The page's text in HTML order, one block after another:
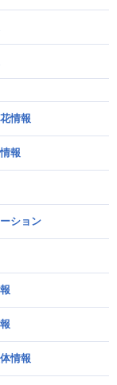
情報
報
ション
情報